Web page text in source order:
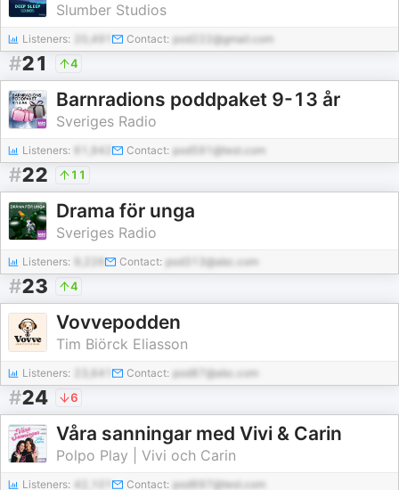
Slumber Studios
Listeners: 20,491 Contact: pod222@gmail.com
#21 4
Barnradions poddpaket 9-13 år
Sveriges Radio
Listeners: 61,942 Contact: pod591@test.com
#22 11
Drama för unga
Sveriges Radio
Listeners: Contact: pod313@abc.com
#23 4
Vovvepodden
Tim Biörck Eliasson
Listeners: 23,641 Contact: pod87@abc.com
#24 6
Våra sanningar med Vivi & Carin
Polpo Play | Vivi och Carin
Listeners: Contact: pod697@test.com